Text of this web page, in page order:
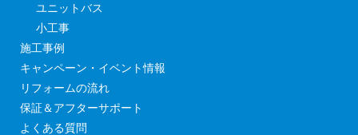
ユニットバス
小工事
施工事例
キャンペーン・イベント情報
リフォームの流れ
保証＆アフターサポート
よくある質問